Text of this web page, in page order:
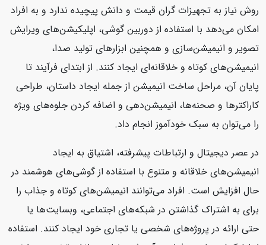
روش نیاز به تجهیزات گران قیمت و دانش پیچیده ندارد و به افراد
امکان می‌دهد با استفاده از دوربین گوشی، اپلیکیشن‌های ویرایش
تصویر و انیمیشن‌سازی و همچنین ابزارهای تولید صدا،
انیمیشن‌های کوتاه و خلاقانه‌ای ایجاد کنند. از ابتدای فرآیند تا
پایان آن، مراحل ساخت انیمیشن از جمله ایجاد داستان، طراحی
کاراکترها و صحنه‌ها، انیمیشن‌دهی و اضافه کردن جلوه‌های ویژه
را می‌توان به سبک خودآموز انجام داد.
در عصر دیجیتال و ارتباطات پیشرفته، اشتیاق به ایجاد
انیمیشن‌های خلاقانه و متنوع با استفاده از گوشی‌های هوشمند در
حال افزایش است. افراد می‌توانند انیمیشن‌های کوتاه و جذاب را
برای به اشتراک گذاشتن در شبکه‌های اجتماعی، وبسایت‌ها یا
حتی ارائه در پروژه‌های شخصی یا تجاری خود ایجاد کنند. استفاده